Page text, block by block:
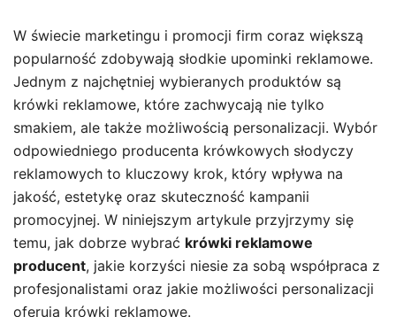
W świecie marketingu i promocji firm coraz większą
popularność zdobywają słodkie upominki reklamowe.
Jednym z najchętniej wybieranych produktów są
krówki reklamowe, które zachwycają nie tylko
smakiem, ale także możliwością personalizacji. Wybór
odpowiedniego producenta krówkowych słodyczy
reklamowych to kluczowy krok, który wpływa na
jakość, estetykę oraz skuteczność kampanii
promocyjnej. W niniejszym artykule przyjrzymy się
temu, jak dobrze wybrać krówki reklamowe
producent, jakie korzyści niesie za sobą współpraca z
profesjonalistami oraz jakie możliwości personalizacji
oferują krówki reklamowe.